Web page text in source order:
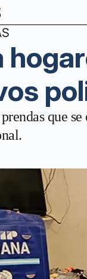
que